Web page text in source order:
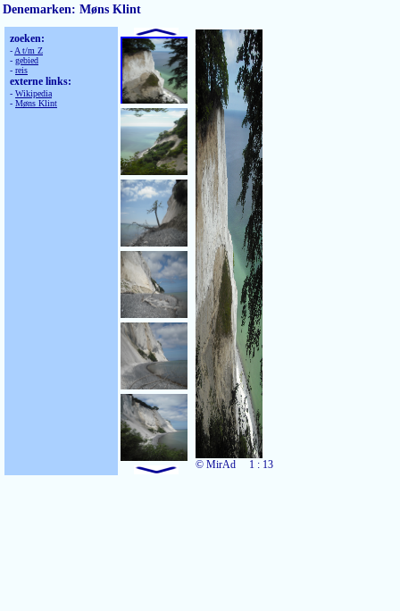
Denemarken: Møns Klint
zoeken:
-A t/m Z
- gebied
- reis
externe links:
- Wikipedia
- Møns Klint
© MirAd 1 : 13